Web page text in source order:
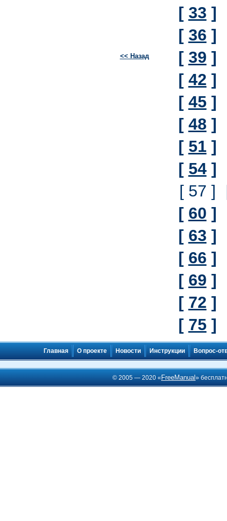
<< Назад
[ 33 ]
[ 36 ]
[ 39 ]
[ 42 ]
[ 45 ]
[ 48 ]
[ 51 ]
[ 54]
[ 57 ]
[ 60 ]
[ 63 ]
[ 66 ]
[ 69 ]
[ 72 ]
[ 75 ]
Главная О проекте Новости Инструкции Вопрос-
© 2005 — 2020 « FreeManual»